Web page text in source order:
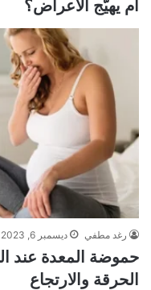
أم يهيّج الأعراض؟
رغد مطفي ديسمبر 6, 2023
حموضة المعدة عند
الحرقة والارتجاع